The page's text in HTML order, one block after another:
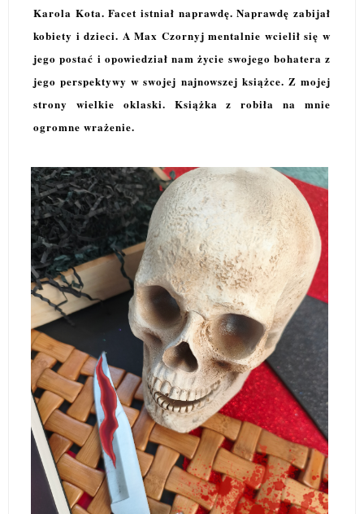
Karola Kota. Facet istniał naprawdę. Naprawdę zabijał
kobiety i dzieci. A Max Czornyj mentalnie wcielił się w
jego postać i opowiedział nam życie swojego bohatera z
jego perspektywy w swojej najnowszej książce. Z mojej
strony wielkie oklaski. Książka z robiła na mnie
ogromne wrażenie.